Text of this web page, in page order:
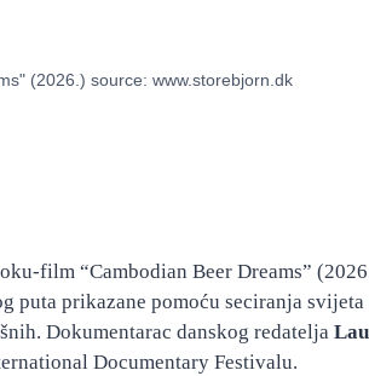
(2026.) source: www.storebjorn.dk
film “Cambodian Beer Dreams”
puta prikazane pomoću seciranja
Dokumentarac danskog redatelja
Documentary Festivalu.